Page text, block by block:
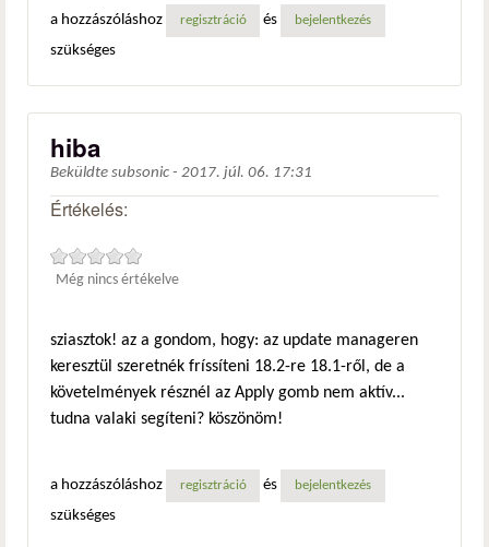
a hozzászóláshoz regisztráció és bejelentkezés
szükséges
hiba
Beküldte subsonic - 2017. júl. 06. 17:31
Értékelés:
Még nincs értékelve
sziasztok! az a gondom, hogy: az update manageren
keresztül szeretnék fríssíteni 18.2-re 18.1-ről, de a
követelmények résznél az Apply gomb nem aktív...
tudna valaki segíteni? köszönöm!
a hozzászóláshoz regisztráció és bejelentkezés
szükséges